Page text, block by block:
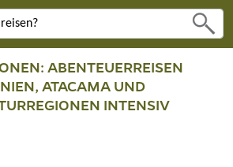
ABENTEUERREISEN
ATACAMA UND
INTENSIV